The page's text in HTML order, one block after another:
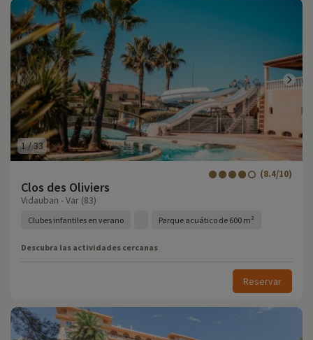
1/33
Clos des Oliviers
(8.4/10)
Vidauban - Var (83)
Clubes infantiles en verano Parque acuático de 600 m²
Descubra las actividades cercanas
Reservar